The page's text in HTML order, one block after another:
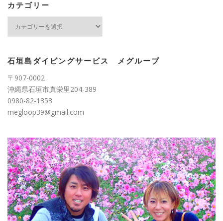
ブ
カテゴリー
ー
石垣島ダイビングサービス メグループ
〒907-0002
沖縄県石垣市真栄里204-389
0980-82-1353
megloop39@gmail.com